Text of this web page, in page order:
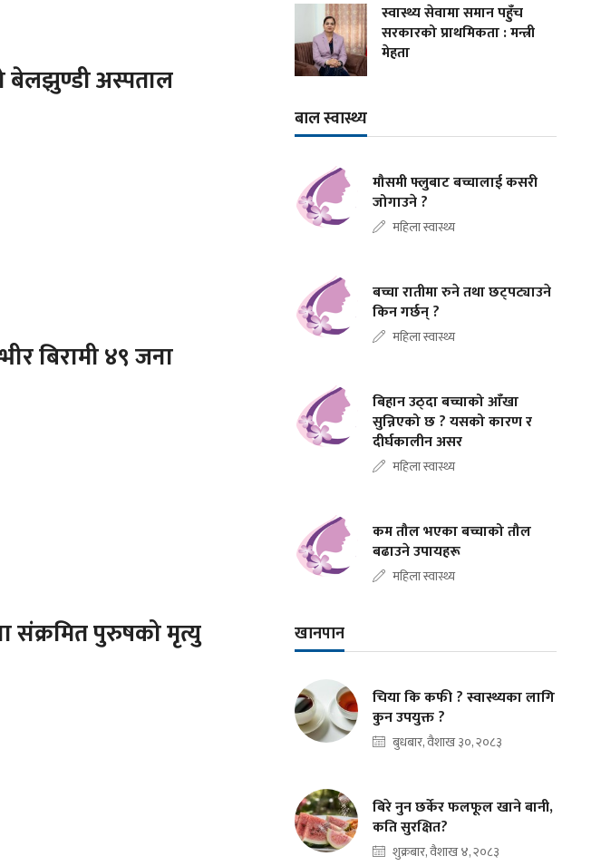
बेलझुण्डी अस्पताल
बिरामी ४९ जना
संक्रमित पुरुषको मृत्यु
स्वास्थ्य सेवामा समान पहुँच
सरकारको प्राथमिकता : मन्त्री
मेहता
बाल स्वास्थ्य
मौसमी फ्लुबाट बच्चालाई कसरी
जोगाउने ?
महिला स्वास्थ्य
बच्चा रातीमा रुने तथा छट्पट्याउने
किन गर्छन् ?
महिला स्वास्थ्य
बिहान उठ्दा बच्चाको आँखा
सुन्निएको छ ? यसको कारण र
दीर्घकालीन असर
महिला स्वास्थ्य
कम तौल भएका बच्चाको तौल
बढाउने उपायहरू
महिला स्वास्थ्य
खानपान
चिया कि कफी ? स्वास्थ्यका लागि
कुन उपयुक्त ?
बुधबार, वैशाख ३०, २०८३
बिरे नुन छर्केर फलफूल खाने बानी,
कति सुरक्षित?
शुक्रबार, वैशाख ४, २०८३